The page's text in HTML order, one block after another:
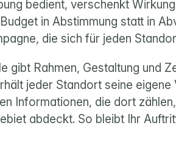
bedient, verschenkt
in Abstimmung statt in
die sich für jeden
gibt Rahmen, Gestaltung und
jeder Standort seine eigene
Informationen, die dort
abdeckt. So bleibt Ihr